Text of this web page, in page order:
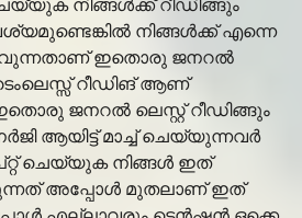
നിങ്ങൾക്ക് എന്നെ
ഇതൊരു ജനറൽ
റീഡിങ് ആണ്
ജനറൽ ലെസ്റ്റ് റീഡിങ്ങും
ആയിട്ട് മാച്ച് ചെയ്യുന്നവർ
ചെയ്യുക നിങ്ങൾ ഇത്
അപ്പോൾ മുതലാണ് ഇത്